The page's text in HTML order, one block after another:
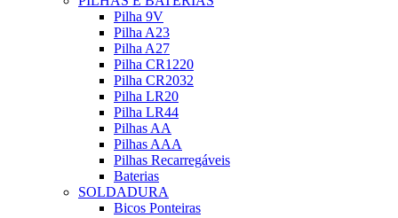
Pilha 9V
Pilha A23
Pilha A27
Pilha CR1220
Pilha CR2032
Pilha LR20
Pilha LR44
Pilhas AA
Pilhas AAA
Pilhas Recarregáveis
Baterias
SOLDADURA
Bicos Ponteiras